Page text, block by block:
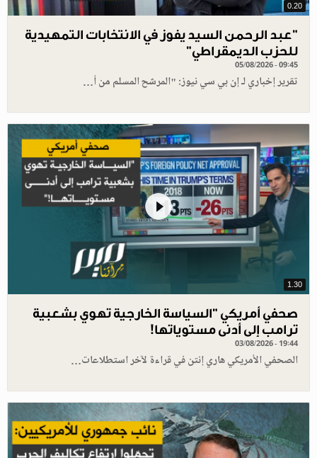
0.20
"عبد الرحمن السيد يفوز في الانتخابات التمهيدية
للحزب الديمقراطي"
05/08/2026 - 09:45
تقرير إخباري لـ إن بي سي نيوز: "المرشح المسلم من أ…
1.30
صحفي أمريكي "السياسة الخارجية تهوي بشعبية
ترامب إلى أدنى مستوياتها!
03/08/2026 - 19:44
الصحفي الأمريكي هاري إنتن في قراءة لآخر استطلاعات…